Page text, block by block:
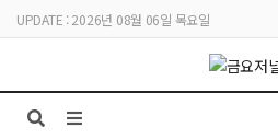
UPDATE : 2026년 08월 06일 목요일